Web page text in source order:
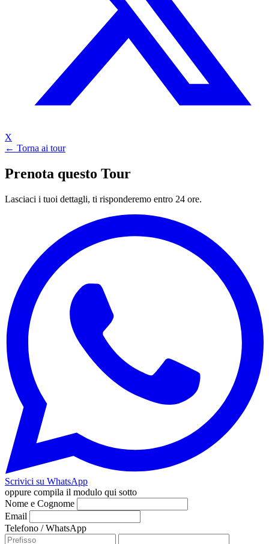
X
← Torna ai tour
Prenota questo Tour
Lasciaci i tuoi dettagli, ti risponderemo entro 24 ore.
Scrivici su WhatsApp
oppure compila il modulo qui sotto
Nome e Cognome
Email
Telefono / WhatsApp